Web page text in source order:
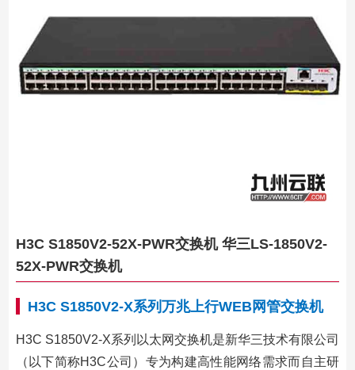
H3C S1850V2-52X-PWR交换机 华三LS-1850V2-
52X-PWR交换机
H3C S1850V2-X系列万兆上行WEB网管交换机
H3C S1850V2-X系列以太网交换机是新华三技术有限公司
（以下简称H3C公司）专为构建高性能网络需求而自主研